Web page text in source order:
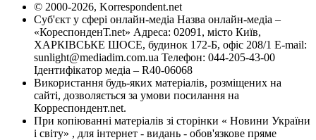
© 2000-2026, Korrespondent.net
Суб'єкт у сфері онлайн-медіа Назва онлайн-медіа –
«КореспонденТ.net» Адреса: 02091, місто Київ,
ХАРКІВСЬКЕ ШОСЕ, будинок 172-Б, офіс 208/1 E-mail:
sunlight@mediadim.com.ua Телефон: 044-205-43-00
Ідентифікатор медіа – R40-06068
Використання будь-яких матеріалів, розміщених на
сайті, дозволяється за умови посилання на
Корреспондент.net.
При копіюванні матеріалів зі сторінки « Новини України
і світу» , для інтернет - видань - обов'язкове пряме